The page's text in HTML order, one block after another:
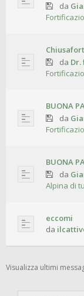
da
da
BUONA
da
BUONA
da
Alpina di
eccomi
da
Visualizza ultimi